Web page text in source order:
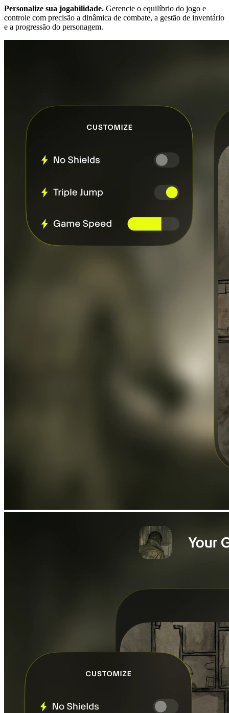
Personalize sua jogabilidade. Gerencie o equilíbrio do jogo e
controle com precisão a dinâmica de combate, a gestão de inventário
e a progressão do personagem.